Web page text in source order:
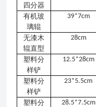
四分器
有机玻
璃辊
39*7cm
无漆木
辊直型
28cm
塑料分
样铲
12.5*28cm
塑料分
样铲
23*5.5cm
塑料分
28.5*7.5cm